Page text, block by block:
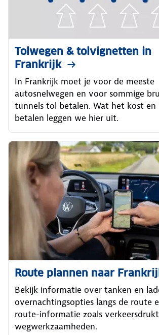
Tolwegen & tolvignetten in
Frankrijk
In Frankrijk moet je voor de meeste
autosnelwegen en voor sommige
tunnels tol betalen. Wat het kost
betalen leggen we hier uit.
Route plannen naar
Bekijk informatie over tanken en
overnachtingsopties langs de route
route-informatie zoals
wegwerkzaamheden.